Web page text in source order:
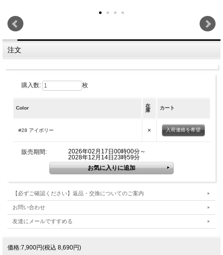
注文
購入数: 枚
Color
在
庫
カート
#28 アイボリー × 入荷連絡を希望
販売期間:
2026年02月17日00時00分～
2028年12月14日23時59分
【必ずご確認ください】返品・交換についてのご案内
お問い合わせ
友達にメールですすめる
価格:7,900円(税込 8,690円)